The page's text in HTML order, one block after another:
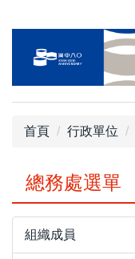
到
內
首頁 行政單位
總務處選單
組織成員